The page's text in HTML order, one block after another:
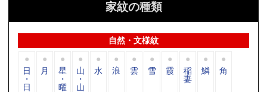
家紋の種類
自然・文様紋
日
・
日
月 星
・
曜
山
・
山
水 浪 雲 雪 霞 稲
妻
鱗 角